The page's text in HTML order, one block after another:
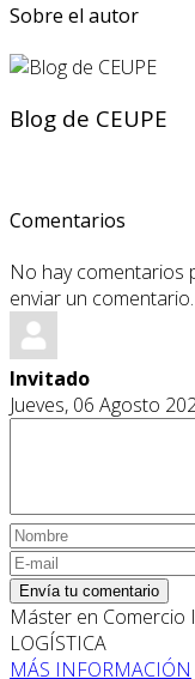
Sobre el autor
Blog de CEUPE
Comentarios
No hay comentarios
enviar un comentario.
Invitado
Jueves, 06 Agosto
Envía tu comentario
Máster en Comercio
LOGÍSTICA
MÁS INFORMACIÓN